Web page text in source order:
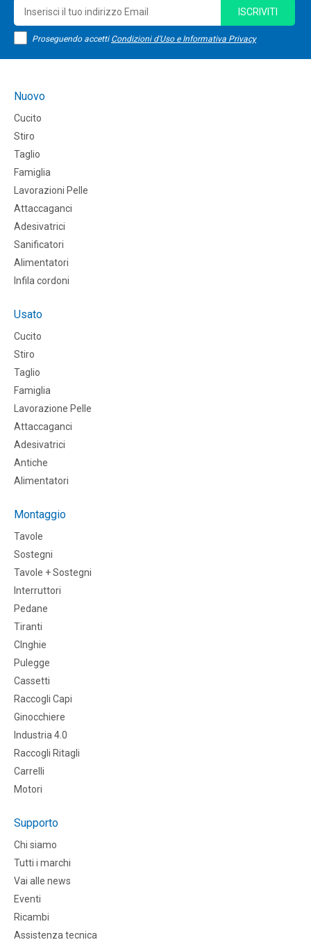
Proseguendo accetti Condizioni d'Uso e Informativa Privacy
ISCRIVITI
Nuovo
Cucito
Stiro
Taglio
Famiglia
Lavorazioni Pelle
Attaccaganci
Adesivatrici
Sanificatori
Alimentatori
Infila cordoni
Usato
Cucito
Stiro
Taglio
Famiglia
Lavorazione Pelle
Attaccaganci
Adesivatrici
Antiche
Alimentatori
Montaggio
Tavole
Sostegni
Tavole + Sostegni
Interruttori
Pedane
Tiranti
CInghie
Pulegge
Cassetti
Raccogli Capi
Ginocchiere
Industria 4.0
Raccogli Ritagli
Carrelli
Motori
Supporto
Chi siamo
Tutti i marchi
Vai alle news
Eventi
Ricambi
Assistenza tecnica